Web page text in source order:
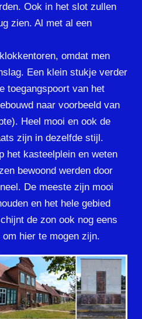
Ook in het slot zullen
zien. Al met al een
omdat men
Een klein stukje verder
toegangspoort van het
naar voorbeeld van
Heel mooi en ook de
zijn in dezelfde stijl.
het kasteelplein en weten
bewoond werden door
De meeste zijn mooi
en het hele gebied
de zon ook nog eens
hier te mogen zijn.